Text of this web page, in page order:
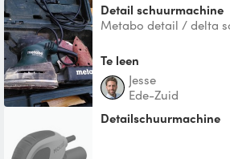
Detail schuurmachine
Metabo detail / delta
Te leen
Jesse
Ede-Zuid
Detailschuurmachine